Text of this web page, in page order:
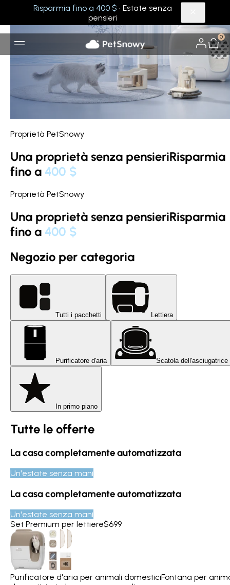
Risparmia fino a 400 $ · Estate senza
pensieri
0
Offerte e risparmi esclusivi PetSnowy
Imbacuccatevi e risparmiate, solo su
Proprietà PetSnowy
Una proprietà senza pensieriRisparmia
fino a 400 $
Proprietà PetSnowy
Una proprietà senza pensieriRisparmia
fino a 400 $
Negozio per categoria
Tutti i pacchetti Lettiera
Purificatore d'aria Scatola dell'asciugatrice
In primo piano
Tutte le offerte
La casa completamente automatizzata
Un'estate senza mani
La casa completamente automatizzata
Un'estate senza mani
Set Premium per lettiere$699
Purificatore d'aria per animali domesticiFontana per